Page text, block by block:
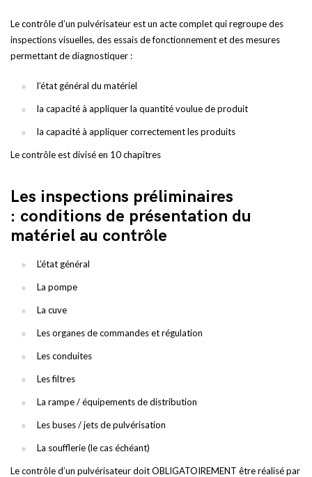
Le contrôle d’un pulvérisateur est un acte complet qui regroupe des
inspections visuelles, des essais de fonctionnement et des mesures
permettant de diagnostiquer :
l’état général du matériel
la capacité à appliquer la quantité voulue de produit
la capacité à appliquer correctement les produits
Le contrôle est divisé en 10 chapitres
Les inspections préliminaires
: conditions de présentation du
matériel au contrôle
L’état général
La pompe
La cuve
Les organes de commandes et régulation
Les conduites
Les filtres
La rampe / équipements de distribution
Les buses / jets de pulvérisation
La soufflerie (le cas échéant)
Le contrôle d’un pulvérisateur doit OBLIGATOIREMENT être réalisé par